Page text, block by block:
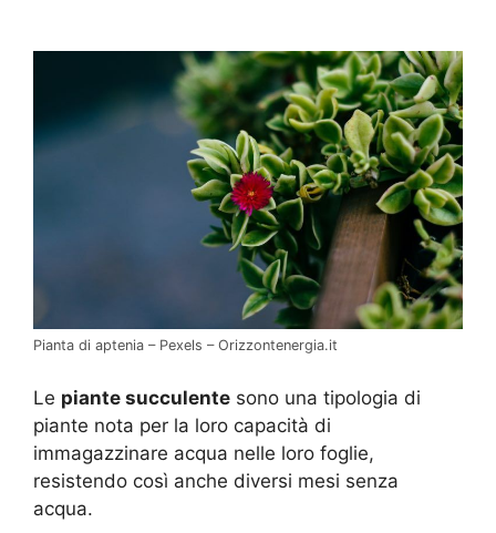
Pianta di aptenia – Pexels – Orizzontenergia.it
Le piante succulente sono una tipologia di
piante nota per la loro capacità di
immagazzinare acqua nelle loro foglie,
resistendo così anche diversi mesi senza
acqua.